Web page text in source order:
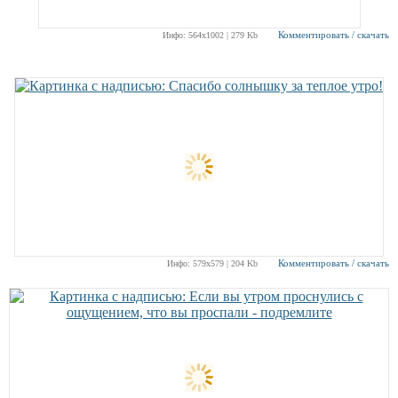
Инфо: 564х1002 | 279 Kb Комментировать / скачать
Инфо: 579х579 | 204 Kb Комментировать / скачать